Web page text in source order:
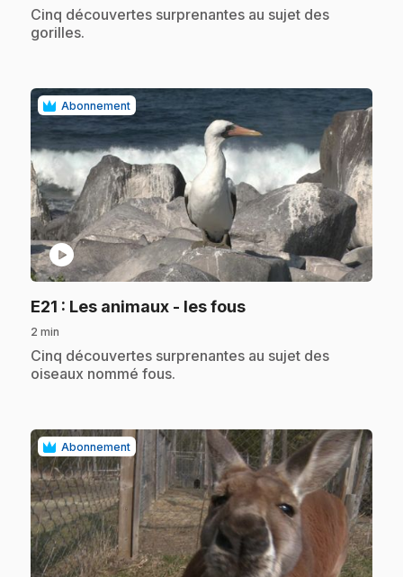
.Cinq découvertes surprenantes au sujet des
gorilles.
Abonnement
play_circle
E21 : Les animaux - les fous.
2 min
.Cinq découvertes surprenantes au sujet des
oiseaux nommé fous.
Abonnement